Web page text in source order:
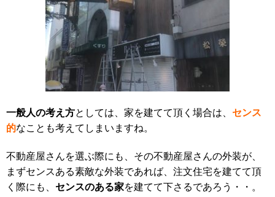
一般人の考え方としては、家を建てて頂く場合は、 センス
的なことも考えてしまいますね。
不動産屋さんを選ぶ際にも、その不動産屋さんの外装が、
まずセンスある素敵な外装であれば、注文住宅を建てて頂
く際にも、 センスのある家を建てて下さるであろう・・。